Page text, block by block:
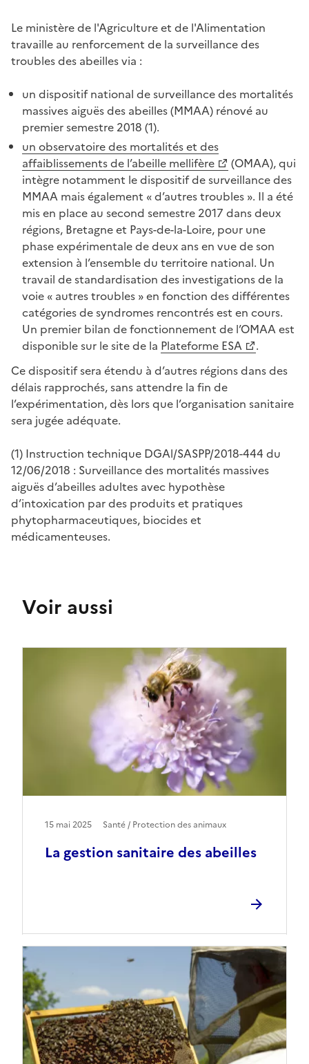
Le ministère de l'Agriculture et de l'Alimentation
travaille au renforcement de la surveillance des
troubles des abeilles via :
un dispositif national de surveillance des mortalités
massives aiguës des abeilles (MMAA) rénové au
premier semestre 2018 (1).
un observatoire des mortalités et des
affaiblissements de l’abeille mellifère
(OMAA), qui
intègre notamment le dispositif de surveillance des
MMAA mais également « d’autres troubles ». Il a été
mis en place au second semestre 2017 dans deux
régions, Bretagne et Pays-de-la-Loire, pour une
phase expérimentale de deux ans en vue de son
extension à l’ensemble du territoire national. Un
travail de standardisation des investigations de la
voie « autres troubles » en fonction des différentes
catégories de syndromes rencontrés est en cours.
Un premier bilan de fonctionnement de l’OMAA est
disponible sur le site de la Plateforme ESA
.
Ce dispositif sera étendu à d’autres régions dans des
délais rapprochés, sans attendre la fin de
l’expérimentation, dès lors que l’organisation sanitaire
sera jugée adéquate.
(1) Instruction technique DGAl/SASPP/2018-444 du
12/06/2018 : Surveillance des mortalités massives
aiguës d’abeilles adultes avec hypothèse
d’intoxication par des produits et pratiques
phytopharmaceutiques, biocides et
médicamenteuses.
Voir aussi
La gestion sanitaire des abeilles
15 mai 2025 Santé / Protection des animaux